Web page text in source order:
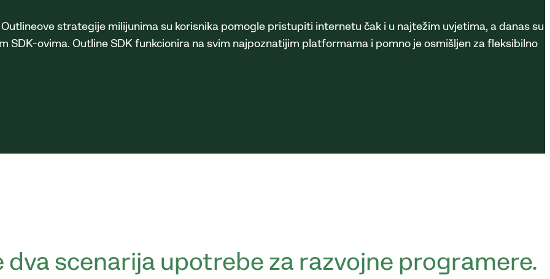
strategije milijunima su korisnika pomogle pristupiti internetu čak i u najtežim uvjetima, a danas su
ovima. Outline SDK funkcionira na svim najpoznatijim platformama i pomno je osmišljen za fleksibilno
scenarija upotrebe za razvojne programere.